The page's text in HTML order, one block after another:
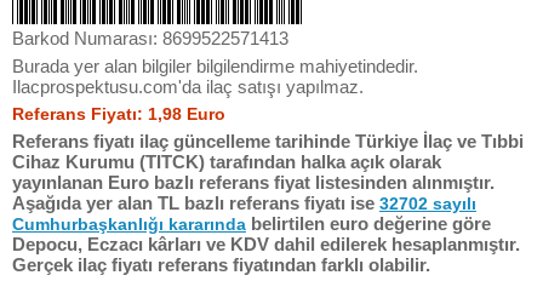
Barkod Numarası: 8699522571413
Burada yer alan bilgiler bilgilendirme mahiyetindedir.
Ilacprospektusu.com'da ilaç satışı yapılmaz.
Referans Fiyatı: 1,98 Euro
Referans fiyatı ilaç güncelleme tarihinde Türkiye İlaç ve Tıbbi
Cihaz Kurumu (TITCK) tarafından halka açık olarak
yayınlanan Euro bazlı referans fiyat listesinden alınmıştır.
Aşağıda yer alan TL bazlı referans fiyatı ise 32702 sayılı
Cumhurbaşkanlığı kararında belirtilen euro değerine göre
Depocu, Eczacı kârları ve KDV dahil edilerek hesaplanmıştır.
Gerçek ilaç fiyatı referans fiyatından farklı olabilir.